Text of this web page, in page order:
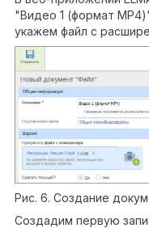
"Видео 1 (формат
укажем файл с
Рис. 6. Создание
Создадим первую